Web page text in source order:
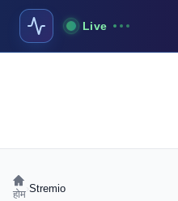
Live
होम Stremio